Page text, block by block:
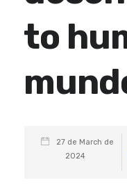
to
27 de March de
2024